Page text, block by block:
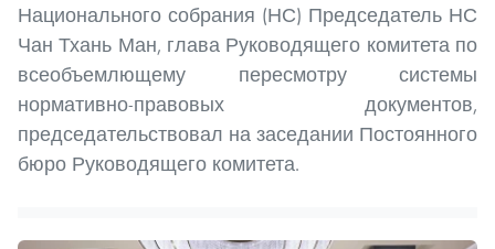
Национального собрания (НС) Председатель НС
Чан Тхань Ман, глава Руководящего комитета по
всеобъемлющему пересмотру системы
нормативно-правовых документов,
председательствовал на заседании Постоянного
бюро Руководящего комитета.